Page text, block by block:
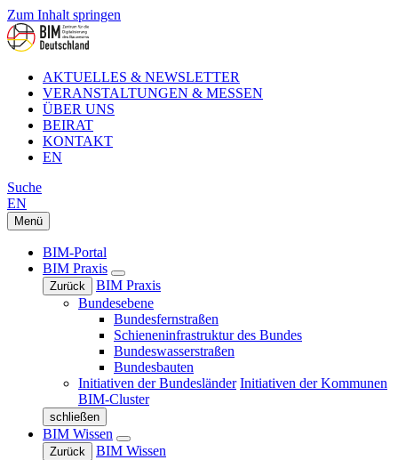
Zum Inhalt springen
AKTUELLES & NEWSLETTER
VERANSTALTUNGEN & MESSEN
ÜBER UNS
BEIRAT
KONTAKT
EN
Suche
EN
Menü
BIM-Portal
BIM Praxis
Zurück
BIM Praxis
Bundesebene
Bundesfernstraßen
Schieneninfrastruktur des Bundes
Bundeswasserstraßen
Bundesbauten
Initiativen der Bundesländer Initiativen der Kommunen
BIM-Cluster
schließen
BIM Wissen
Zurück
BIM Wissen